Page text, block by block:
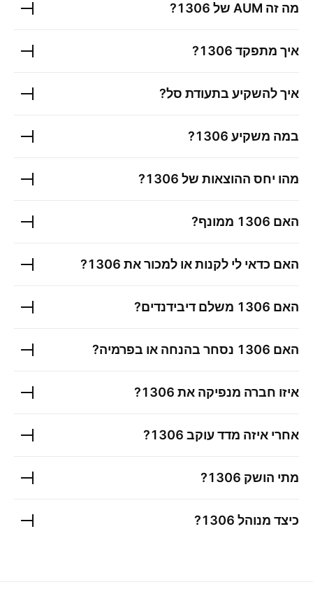
מה זה AUM של 1306
?
איך מתפקד 1306
?
איך להשקיע בתעודת סל?
במה משקיע 1306
?
מהו יחס ההוצאות של 1306
?
האם 1306 ממונף?
האם כדאי לי לקנות או למכור את 1306
?
האם 1306 משלם דיבידנדים?
האם 1306 נסחר בהנחה או בפרמיה?
איזו חברה מנפיקה את 1306
?
אחרי איזה מדד עוקב 1306
?
מתי הושק 1306
?
כיצד מנוהל 1306
?